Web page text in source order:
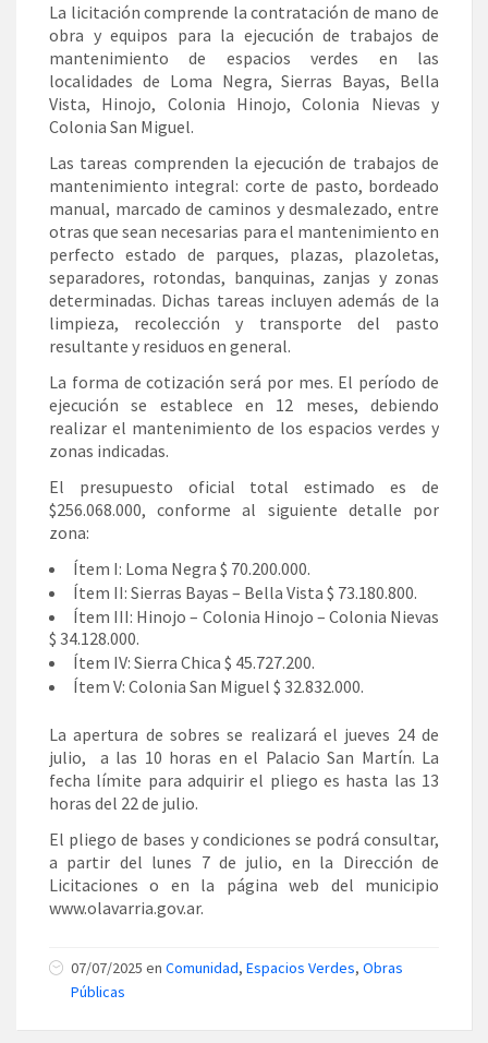
La licitación comprende la contratación de mano de
obra y equipos para la ejecución de trabajos de
mantenimiento de espacios verdes en las
localidades de Loma Negra, Sierras Bayas, Bella
Vista, Hinojo, Colonia Hinojo, Colonia Nievas y
Colonia San Miguel.
Las tareas comprenden la ejecución de trabajos de
mantenimiento integral: corte de pasto, bordeado
manual, marcado de caminos y desmalezado, entre
otras que sean necesarias para el mantenimiento en
perfecto estado de parques, plazas, plazoletas,
separadores, rotondas, banquinas, zanjas y zonas
determinadas. Dichas tareas incluyen además de la
limpieza, recolección y transporte del pasto
resultante y residuos en general.
La forma de cotización será por mes. El período de
ejecución se establece en 12 meses, debiendo
realizar el mantenimiento de los espacios verdes y
zonas indicadas.
El presupuesto oficial total estimado es de
$256.068.000, conforme al siguiente detalle por
zona:
Ítem I: Loma Negra $ 70.200.000.
Ítem II: Sierras Bayas – Bella Vista $ 73.180.800.
Ítem III: Hinojo – Colonia Hinojo – Colonia Nievas
$ 34.128.000.
Ítem IV: Sierra Chica $ 45.727.200.
Ítem V: Colonia San Miguel $ 32.832.000.
La apertura de sobres se realizará el jueves 24 de
julio, a las 10 horas en el Palacio San Martín. La
fecha límite para adquirir el pliego es hasta las 13
horas del 22 de julio.
El pliego de bases y condiciones se podrá consultar,
a partir del lunes 7 de julio, en la Dirección de
Licitaciones o en la página web del municipio
www.olavarria.gov.ar.
07/07/2025 en Comunidad, Espacios Verdes, Obras
Públicas